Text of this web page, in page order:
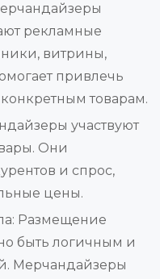
рекламные
витрины,
привлечь
товарам.
участвуют
Они
и спрос,
цены.
Размещение
быть логичным и
Мерчандайзеры